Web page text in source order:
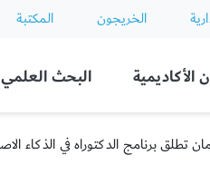
الخريجون المكتبة
الأكاديمية البحث العلمي
برنامج الدكتوراه في الذكاء الاصطناعي